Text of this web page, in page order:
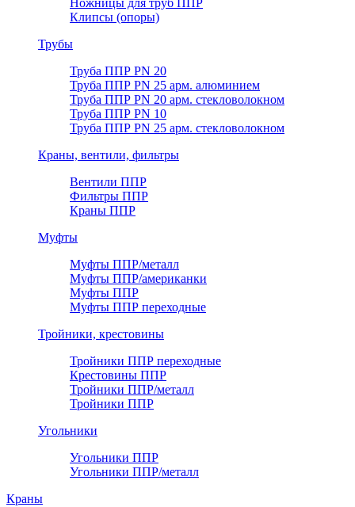
Ножницы для труб ППР
Клипсы (опоры)
Трубы
Труба ППР PN 20
Труба ППР PN 25 арм. алюминием
Труба ППР PN 20 арм. стекловолокном
Труба ППР PN 10
Труба ППР PN 25 арм. стекловолокном
Краны, вентили, фильтры
Вентили ППР
Фильтры ППР
Краны ППР
Муфты
Муфты ППР/металл
Муфты ППР/американки
Муфты ППР
Муфты ППР переходные
Тройники, крестовины
Тройники ППР переходные
Крестовины ППР
Тройники ППР/металл
Тройники ППР
Угольники
Угольники ППР
Угольники ППР/металл
Краны